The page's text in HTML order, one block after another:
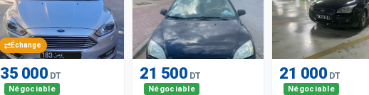
Échange
35 000 DT
Négociable
21 500 DT
Négociable
21 000 DT
Négociable